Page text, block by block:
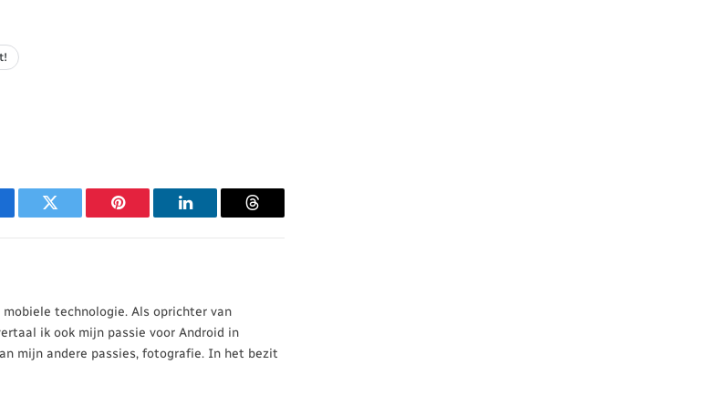
Twitter Pinterest LinkedIn Threads
technologie. Als oprichter van
ik ook mijn passie voor Android in
mijn andere passies, fotografie. In het bezit